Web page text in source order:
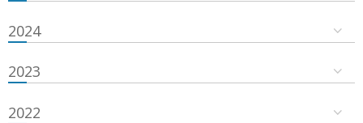
2024
2023
2022